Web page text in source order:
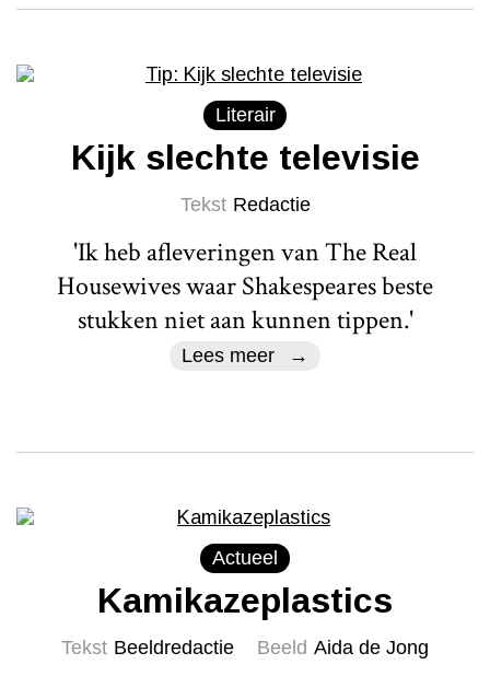
Literair
Kijk slechte televisie
Tekst Redactie
'Ik heb afleveringen van The Real
Housewives waar Shakespeares beste
stukken niet aan kunnen tippen.'
Lees meer
Actueel
Kamikazeplastics
Tekst Beeldredactie Beeld Aida de Jong